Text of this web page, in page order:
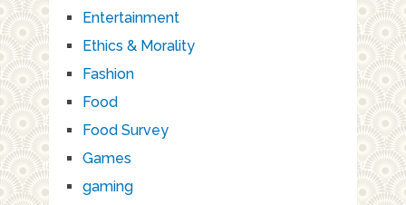
Entertainment
Ethics & Morality
Fashion
Food
Food Survey
Games
gaming